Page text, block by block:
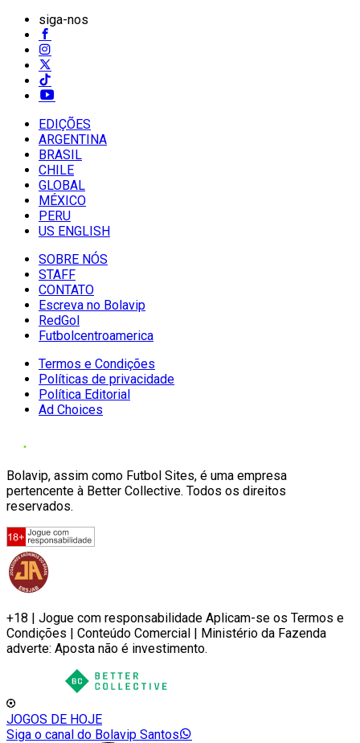
siga-nos
EDIÇÕES
ARGENTINA
BRASIL
CHILE
GLOBAL
MÉXICO
PERU
US ENGLISH
SOBRE NÓS
STAFF
CONTATO
Escreva no Bolavip
RedGol
Futbolcentroamerica
Termos e Condições
Políticas de privacidade
Política Editorial
Ad Choices
Bolavip, assim como Futbol Sites, é uma empresa
pertencente à Better Collective. Todos os direitos
reservados.
+18 | Jogue com responsabilidade Aplicam-se os Termos e
Condições | Conteúdo Comercial | Ministério da Fazenda
adverte: Aposta não é investimento.
JOGOS DE HOJE
Siga o canal do Bolavip Santos